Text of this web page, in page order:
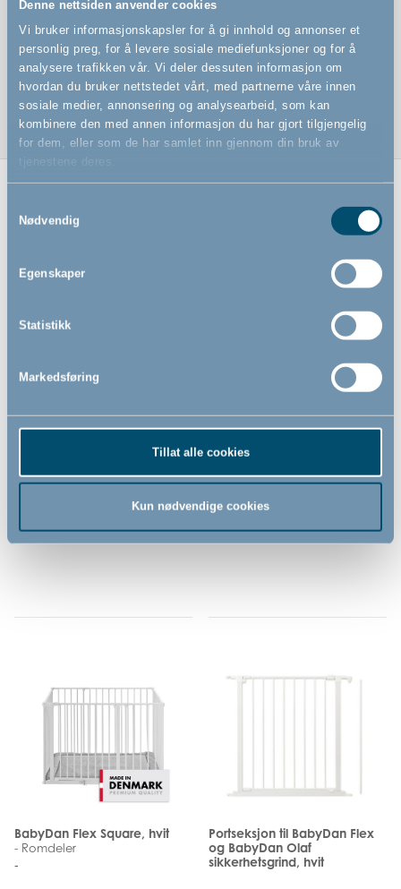
Denne nettsiden anvender cookies
Vi bruker informasjonskapsler for å gi innhold og annonser et
personlig preg, for å levere sosiale mediefunksjoner og for å
analysere trafikken vår. Vi deler dessuten informasjon om
hvordan du bruker nettstedet vårt, med partnerne våre innen
sosiale medier, annonsering og analysearbeid, som kan
kombinere den med annen informasjon du har gjort tilgjengelig
for dem, eller som de har samlet inn gjennom din bruk av
tjenestene deres.
Nødvendig
Egenskaper
Statistikk
Markedsføring
Tillat alle cookies
Kun nødvendige cookies
Sprinkelveggbeslag inkl
Skal brukes hvis du vil gjøre om BabyDan lekegrind til
en sikkerhetsgrind
BabyDan sprinkel
275,00 NOK
BabyDan Flex veggbeslag til
95,00 NOK
BabyDan Flex Square, hvit
- Romdeler
-
Portseksjon til BabyDan Flex
og BabyDan Olaf
sikkerhetsgrind, hvit